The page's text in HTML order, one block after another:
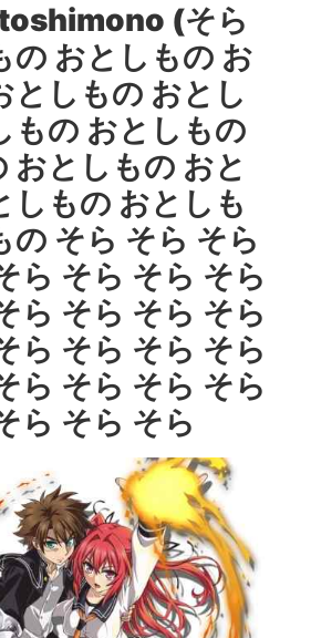
(そら
の おとしもの お
としもの おとし
もの おとしもの
おとしもの おと
しもの おとしも
の そら そら そら
ら そら そら そら
ら そら そら そら
ら そら そら そら
ら そら そら そら
ら そら そら